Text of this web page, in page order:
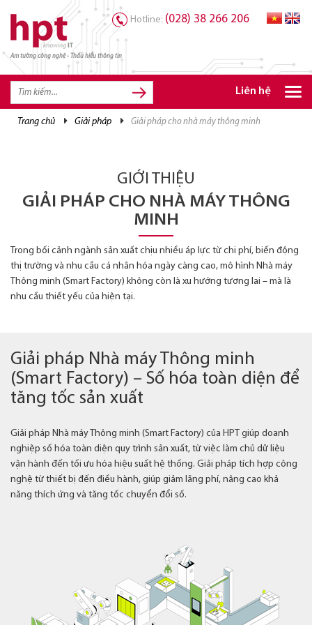
Am tường công nghệ - Thấu hiểu thông tin
Hotline: (028) 38 266 206
Liên hệ
trang chủ giải pháp giải pháp cho nhà máy thông minh
GIỚI THIỆU
GIẢI PHÁP CHO NHÀ MÁY THÔNG
MINH
Trong bối cảnh ngành sản xuất chịu nhiều áp lực từ chi phí, biến động
thị trường và nhu cầu cá nhân hóa ngày càng cao, mô hình Nhà máy
Thông minh (Smart Factory) không còn là xu hướng tương lai – mà là
nhu cầu thiết yếu của hiện tại.
Giải pháp Nhà máy Thông minh
(Smart Factory) – Số hóa toàn diện để
tăng tốc sản xuất
Giải pháp Nhà máy Thông minh (Smart Factory) của HPT giúp doanh
nghiệp số hóa toàn diện quy trình sản xuất, từ việc làm chủ dữ liệu
vận hành đến tối ưu hóa hiệu suất hệ thống. Giải pháp tích hợp công
nghệ từ thiết bị đến điều hành, giúp giảm lãng phí, nâng cao khả
năng thích ứng và tăng tốc chuyển đổi số.
TRANG CHỦ
TRANG CHỦ
TRI THỨC